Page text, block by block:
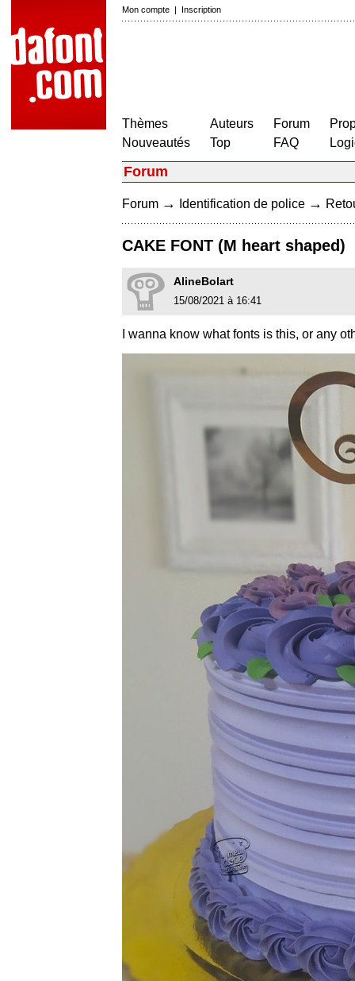
Mon compte | Inscription
Thèmes
Nouveautés
Auteurs
Top
Forum
FAQ
Forum
Forum → Identification de police →
CAKE FONT (M heart shaped)
AlineBolart
15/08/2021 à 16:41
I wanna know what fonts is this, or any